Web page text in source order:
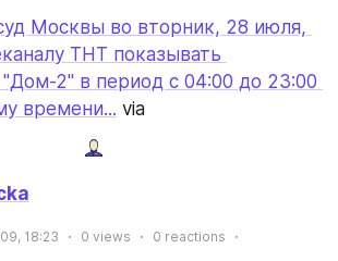
Москвы во вторник, 28 июля,
ТНТ показывать
"Дом-2" в период с 04:00 до 23:00
времени... via
18:23 0 views 0 reactions